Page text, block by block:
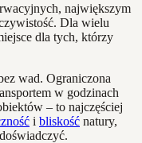
największym
Dla wielu
dla tych, którzy
wad. Ograniczona
w godzinach
– to najczęściej
i bliskość natury,